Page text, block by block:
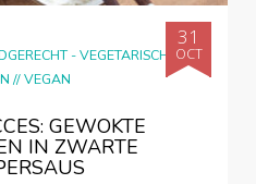
- VEGETARISCH //
//VEGAN
31
OCT
GEWOKTE
IN ZWARTE